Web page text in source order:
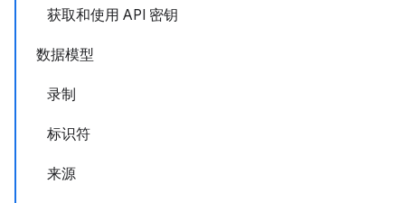
获取和使用 API 密钥
数据模型
录制
标识符
来源